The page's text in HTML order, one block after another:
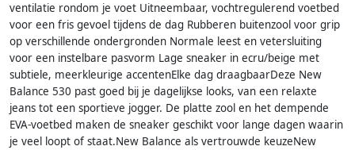
ventilatie rondom je voet Uitneembaar, vochtregulerend voetbed
voor een fris gevoel tijdens de dag Rubberen buitenzool voor grip
op verschillende ondergronden Normale leest en vetersluiting
voor een instelbare pasvorm Lage sneaker in ecru/beige met
subtiele, meerkleurige accentenElke dag draagbaarDeze New
Balance 530 past goed bij je dagelijkse looks, van een relaxte
jeans tot een sportieve jogger. De platte zool en het dempende
EVA-voetbed maken de sneaker geschikt voor lange dagen waarin
je veel loopt of staat.New Balance als vertrouwde keuzeNew